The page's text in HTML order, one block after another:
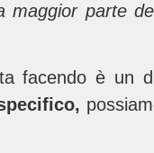
maggior parte
facendo è un